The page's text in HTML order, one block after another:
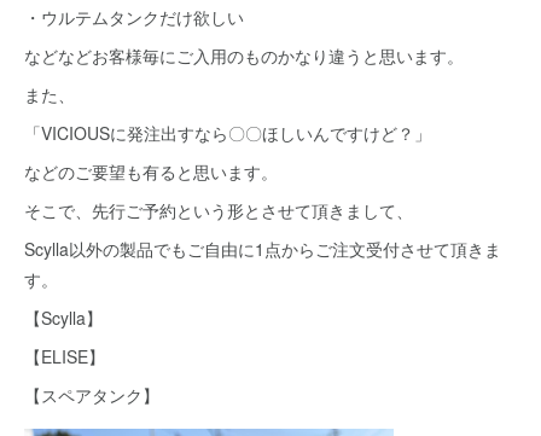
・ウルテムタンクだけ欲しい
などなどお客様毎にご入用のものかなり違うと思います。
また、
「VICIOUSに発注出すなら〇〇ほしいんですけど？」
などのご要望も有ると思います。
そこで、先行ご予約という形とさせて頂きまして、
Scylla以外の製品でもご自由に1点からご注文受付させて頂きま
す。
【Scylla】
【ELISE】
【スペアタンク】